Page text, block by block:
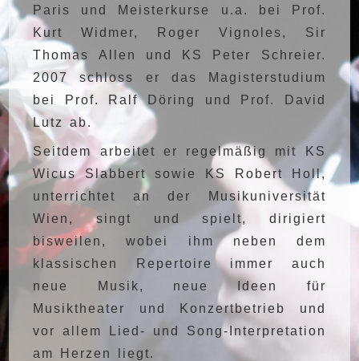
Paris und Meisterkurse u.a. bei Prof.
Kurt Widmer, Roger Vignoles, Sir
Thomas Allen und KS Peter Schreier.
2007 schloss er das Magisterstudium
bei Prof. Ralf Döring und Prof. David
Lutz ab.
Seitdem arbeitet er regelmäßig mit KS
Wicus Slabbert sowie KS Robert Holl,
unterrichtet an der Musikuniversität
Wien, singt und spielt, dirigiert
bisweilen, wobei ihm neben dem
klassischen Repertoire immer auch
neue Musik, neue Ideen für
Musiktheater und Konzertbetrieb und
vor allem Lied- und Song-Interpretation
am Herzen liegt.